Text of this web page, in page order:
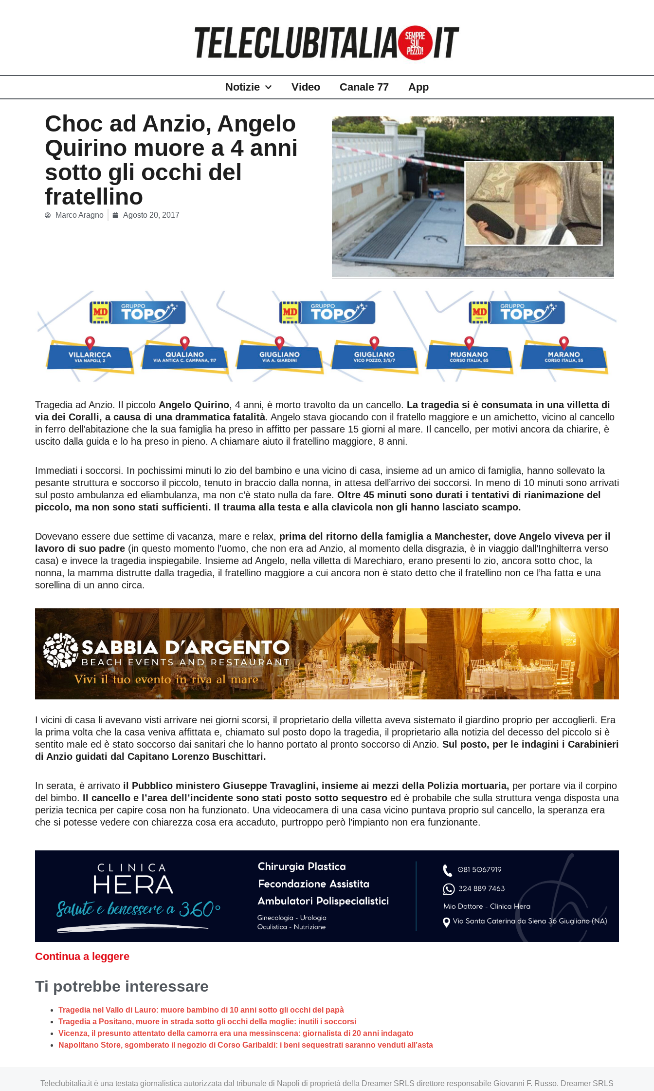
Notizie Video Canale 77 App
Choc ad Anzio, Angelo
Quirino muore a 4 anni
sotto gli occhi del
fratellino
Marco Aragno Agosto 20, 2017
Tragedia ad Anzio. Il piccolo Angelo Quirino, 4 anni, è morto travolto da un cancello. La tragedia si è consumata in una villetta di
via dei Coralli, a causa di una drammatica fatalità. Angelo stava giocando con il fratello maggiore e un amichetto, vicino al cancello
in ferro dell’abitazione che la sua famiglia ha preso in affitto per passare 15 giorni al mare. Il cancello, per motivi ancora da chiarire, è
uscito dalla guida e lo ha preso in pieno. A chiamare aiuto il fratellino maggiore, 8 anni.
Immediati i soccorsi. In pochissimi minuti lo zio del bambino e una vicino di casa, insieme ad un amico di famiglia, hanno sollevato la
pesante struttura e soccorso il piccolo, tenuto in braccio dalla nonna, in attesa dell’arrivo dei soccorsi. In meno di 10 minuti sono arrivati
sul posto ambulanza ed eliambulanza, ma non c’è stato nulla da fare. Oltre 45 minuti sono durati i tentativi di rianimazione del
piccolo, ma non sono stati sufficienti. Il trauma alla testa e alla clavicola non gli hanno lasciato scampo.
Dovevano essere due settime di vacanza, mare e relax, prima del ritorno della famiglia a Manchester, dove Angelo viveva per il
lavoro di suo padre (in questo momento l’uomo, che non era ad Anzio, al momento della disgrazia, è in viaggio dall’Inghilterra verso
casa) e invece la tragedia inspiegabile. Insieme ad Angelo, nella villetta di Marechiaro, erano presenti lo zio, ancora sotto choc, la
nonna, la mamma distrutte dalla tragedia, il fratellino maggiore a cui ancora non è stato detto che il fratellino non ce l’ha fatta e una
sorellina di un anno circa.
I vicini di casa li avevano visti arrivare nei giorni scorsi, il proprietario della villetta aveva sistemato il giardino proprio per accoglierli. Era
la prima volta che la casa veniva affittata e, chiamato sul posto dopo la tragedia, il proprietario alla notizia del decesso del piccolo si è
sentito male ed è stato soccorso dai sanitari che lo hanno portato al pronto soccorso di Anzio. Sul posto, per le indagini i Carabinieri
di Anzio guidati dal Capitano Lorenzo Buschittari.
In serata, è arrivato il Pubblico ministero Giuseppe Travaglini, insieme ai mezzi della Polizia mortuaria, per portare via il corpino
del bimbo. Il cancello e l’area dell’incidente sono stati posto sotto sequestro ed è probabile che sulla struttura venga disposta una
perizia tecnica per capire cosa non ha funzionato. Una videocamera di una casa vicino puntava proprio sul cancello, la speranza era
che si potesse vedere con chiarezza cosa era accaduto, purtroppo però l’impianto non era funzionante.
Continua a leggere
Ti potrebbe interessare
Tragedia nel Vallo di Lauro: muore bambino di 10 anni sotto gli occhi del papà
Tragedia a Positano, muore in strada sotto gli occhi della moglie: inutili i soccorsi
Vicenza, il presunto attentato della camorra era una messinscena: giornalista di 20 anni indagato
Napolitano Store, sgomberato il negozio di Corso Garibaldi: i beni sequestrati saranno venduti all’asta
Teleclubitalia.it è una testata giornalistica autorizzata dal tribunale di Napoli di proprietà della Dreamer SRLS direttore responsabile Giovanni F. Russo. Dreamer SRLS